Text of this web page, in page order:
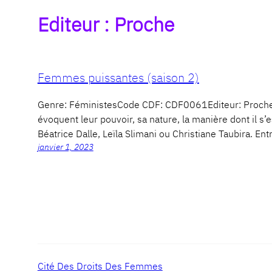
Editeur : Proche
Femmes puissantes (saison 2)
Genre: FéministesCode CDF: CDF0061Editeur:
évoquent leur pouvoir, sa nature, la manière dont il
Béatrice Dalle, Leïla Slimani ou Christiane Taubira.
janvier 1, 2023
Cité Des Droits Des Femmes